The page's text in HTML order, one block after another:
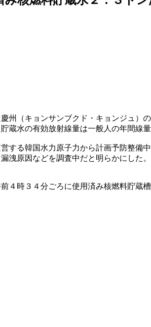
州（キョンサンブクド・キョンジュ
蔵水の有効放射線量は一般人の年間線
する韓国水力原子力から計画予防整備
洩原因などを調査中だと明らかにした
４時３４分ごろに使用済み核燃料貯蔵